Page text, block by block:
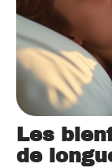
Les
de